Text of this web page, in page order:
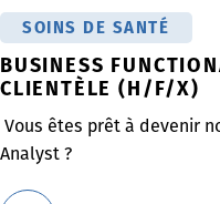
SOINS DE SANTÉ
BUSINESS
CLIENTÈLE (H/F/X)
Vous êtes prêt à devenir
Analyst ?